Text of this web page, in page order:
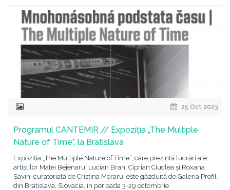
25 Oct 2023
Programul CANTEMIR // Expoziția „The Multiple
Nature of Time”, la Bratislava
Expoziția „The Multiple Nature of Time”, care prezintă lucrări ale
artiștilor Matei Bejenaru, Lucian Bran, Ciprian Ciuclea și Roxana
Savin, curatoriată de Cristina Moraru, este găzduită de Galeria Profil
din Bratislava, Slovacia, în perioada 3-29 octombrie